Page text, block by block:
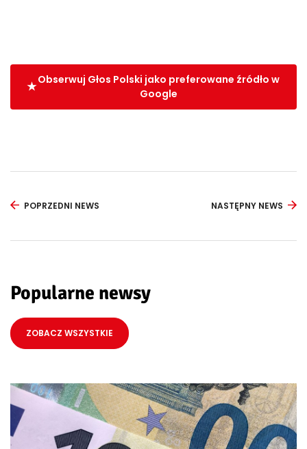
Obserwuj Głos Polski jako preferowane źródło w
Google
POPRZEDNI NEWS NASTĘPNY NEWS
Popularne newsy
ZOBACZ WSZYSTKIE